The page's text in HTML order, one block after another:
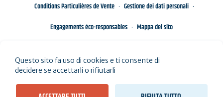
Conditions Particulières de Vente
Gestione dei dati personali
Engagements éco-responsables
Mappa del sito
Questo sito fa uso di cookies e ti consente di
decidere se accettarli o rifiutarli